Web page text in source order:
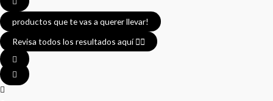
productos que te vas a querer llevar!
Revisa todos los resultados aquí 👈🏼